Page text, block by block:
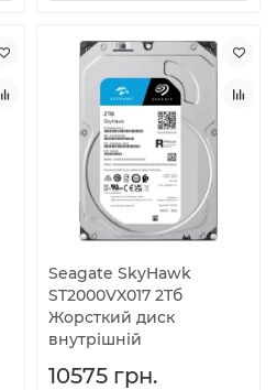
Seagate SkyHawk
ST2000VX017 2Тб
Жорсткий диск
внутрішній
10575 грн.